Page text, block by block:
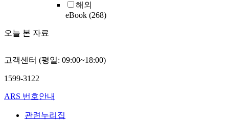
해외
eBook (268)
오늘 본 자료
고객센터 (평일: 09:00~18:00)
1599-3122
ARS 번호안내
관련누리집